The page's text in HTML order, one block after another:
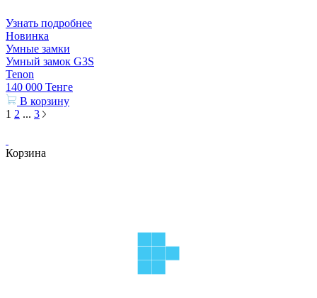
Узнать подробнее
Новинка
Умные замки
Умный замок G3S
Tenon
140 000 Тенге
В корзину
1 2 ... 3
Корзина